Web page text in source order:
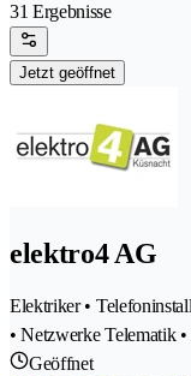
31 Ergebnisse
Jetzt geöffnet
elektro4 AG
Elektriker •
• Netzwerke Telematik
Geöffnet